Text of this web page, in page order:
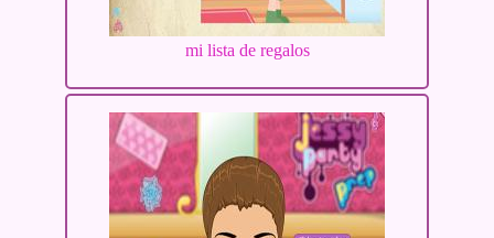
mi lista de regalos